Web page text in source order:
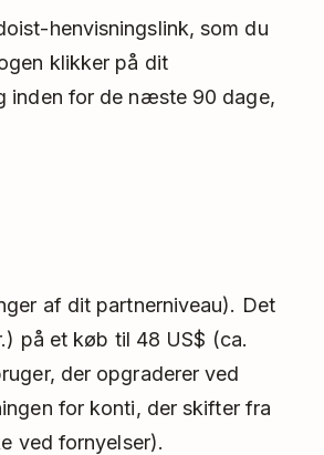
henvisningslink, som du
klikker på dit
inden for de næste 90 dage,
af dit partnerniveau). Det
på et køb til 48 US$ (ca.
der opgraderer ved
for konti, der skifter fra
ved fornyelser).